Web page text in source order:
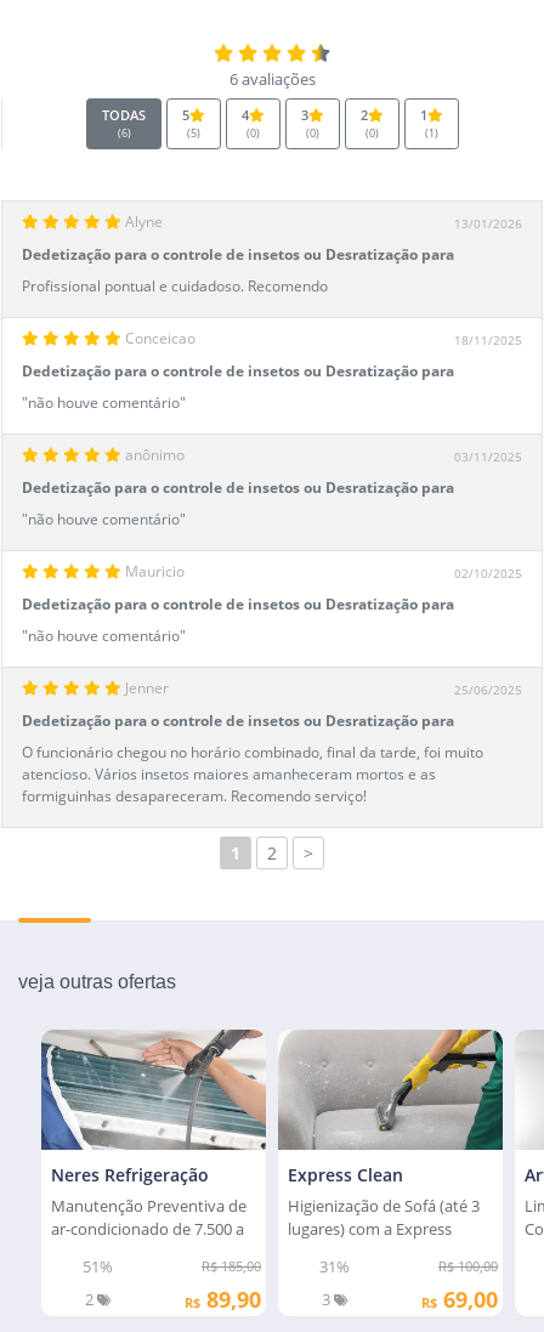
6 avaliações
TODAS
(6)
5
(5)
4
(0)
3
(0)
2
(0)
1
(1)
Alyne 13/01/2026
Dedetização para o controle de insetos ou Desratização para
áreas até 100m²
Profissional pontual e cuidadoso. Recomendo
Conceicao 18/11/2025
Dedetização para o controle de insetos ou Desratização para
áreas até 100m²
"não houve comentário"
anônimo 03/11/2025
Dedetização para o controle de insetos ou Desratização para
áreas até 100m²
"não houve comentário"
Mauricio 02/10/2025
Dedetização para o controle de insetos ou Desratização para
áreas até 100m²
"não houve comentário"
Jenner 25/06/2025
Dedetização para o controle de insetos ou Desratização para
áreas até 200m²
O funcionário chegou no horário combinado, final da tarde, foi muito
atencioso. Vários insetos maiores amanheceram mortos e as
formiguinhas desapareceram. Recomendo serviço!
1 2 >
veja outras ofertas
Neres Refrigeração
Manutenção Preventiva de
ar-condicionado de 7.500 a
51% R$ 185,00
2 R$ 89,90
Express Clean
Higienização de Sofá (até 3
lugares) com a Express
31% R$ 100,00
3 R$ 69,00